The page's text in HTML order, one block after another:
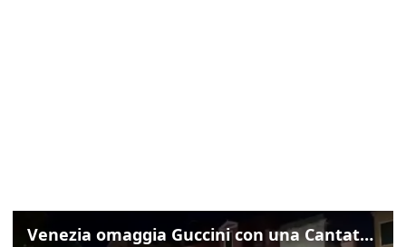
Venezia omaggia Guccini con una Cantata Anarchica in campo Santa Margherita